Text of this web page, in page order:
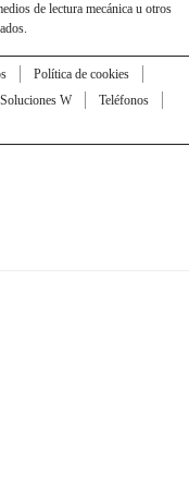
de lectura mecánica u otros
Política de cookies
Soluciones W
Teléfonos